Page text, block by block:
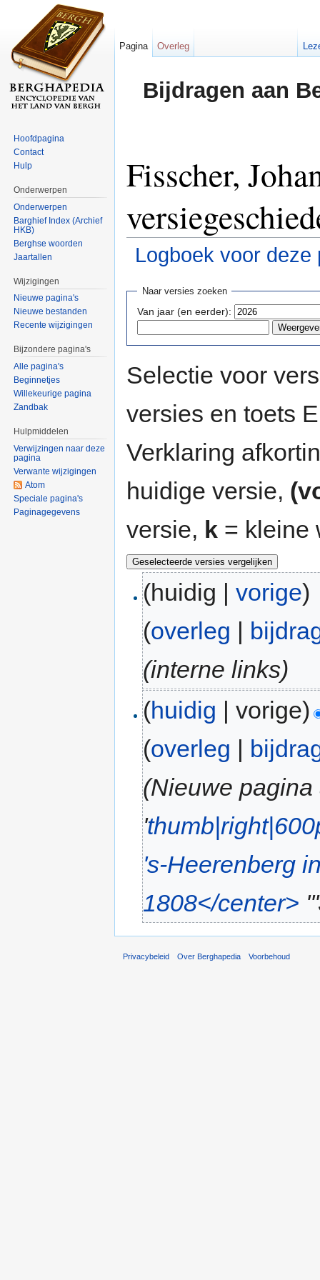
Bijdragen aan
Fisscher,
Logboek voor deze
Naar versies zoeken
Van jaar (en eerder):
Selectie voor
versies en toets
Verklaring
huidige versie,
versie, k = kleine
(huidig |vorige)
(overleg |
(interne links)
(huidig | vorige)
(overleg
(Nieuwe
'
's-Heerenberg
1808</center>
Pagina Overleg
Hoofdpagina
Contact
Hulp
Onderwerpen
Onderwerpen
Barghief Index (Archief
HKB)
Berghse woorden
Jaartallen
Wijzigingen
Nieuwe pagina's
Nieuwe bestanden
Recente wijzigingen
Bijzondere pagina's
Alle pagina's
Beginnetjes
Willekeurige pagina
Zandbak
Hulpmiddelen
Verwijzingen naar deze
pagina
Verwante wijzigingen
Atom
Speciale pagina's
Paginagegevens
Privacybeleid Over Berghapedia Voorbehoud